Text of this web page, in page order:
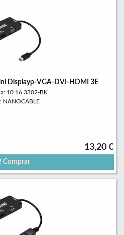
Displayp-VGA-DVI-HDMI 3E
10.16.3302-BK
NANOCABLE
13,20 €
Comprar